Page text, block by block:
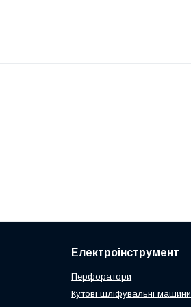
Електроінструмент
Перфоратори
Кутові шліфувальні машини